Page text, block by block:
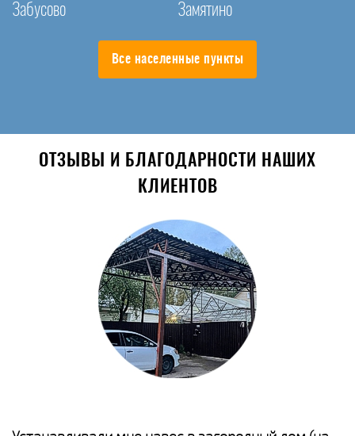
Забусово
Замятино
Все населенные пункты
ОТЗЫВЫ И БЛАГОДАРНОСТИ НАШИХ
КЛИЕНТОВ